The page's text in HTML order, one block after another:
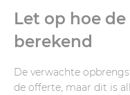
Let op hoe
berekend
De verwachte
de offerte, maar dit is